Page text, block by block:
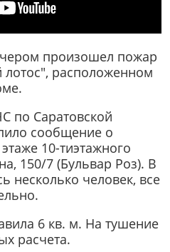
произошел пожар
лотос", расположенном
по Саратовской
сообщение о
10-тиэтажного
150/7 (Бульвар Роз). В
несколько человек, все
6 кв. м. На тушение
расчета.